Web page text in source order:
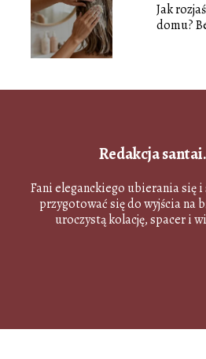
Jak
domu?
Redakcja
Fani eleganckiego ubierania się
przygotować się do wyjścia na
uroczystą kolację, spacer i